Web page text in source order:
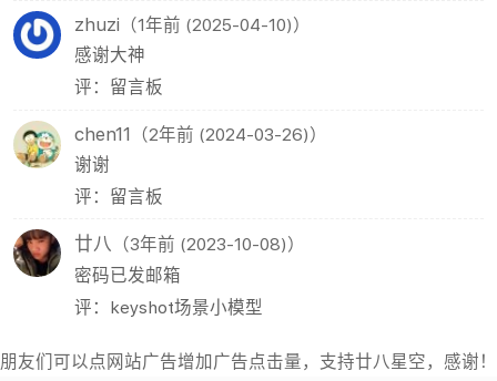
评：CorelDRAW 2022 中文直装版 v24.0.0.301
327（1年前 (2025-05-20)）
怎么下载?
评：CorelDRAW 2022 中文直装版 v24.0.0.301
zhuzi
感谢大神
评：留言板
chen11（2年前 (2024-03-26)）
谢谢